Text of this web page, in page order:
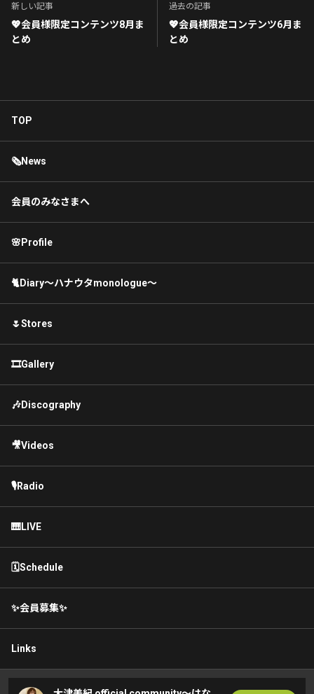
新しい記事
💖会員様限定コンテンツ8月ま
とめ
過去の記事
💖会員様限定コンテンツ6月ま
とめ
TOP
🗞News
会員のみなさまへ
🌸Profile
🐈Diary〜ハナウタmonologue〜
🌷Stores
🎞Gallery
🎶Discography
🎥Videos
🎙Radio
🎹LIVE
🗓Schedule
✨会員募集✨
Links